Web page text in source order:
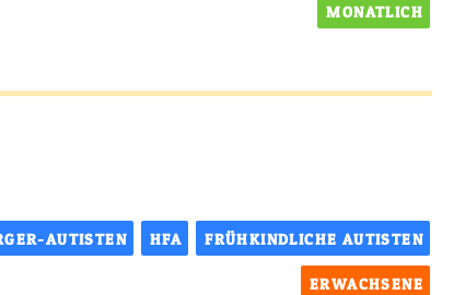
MONATLICH
AUTISTEN HFA FRÜHKINDLICHE AUTISTEN
ERWACHSENE